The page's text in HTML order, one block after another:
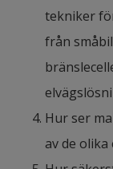
This report
hydrogen
central
on the
policies to
technology
tekniker
från
Hur ser
av de